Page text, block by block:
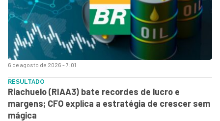
6 de agosto de 2026 - 7:01
RESULTADO
Riachuelo (RIAA3) bate recordes de lucro e
margens; CFO explica a estratégia de crescer sem
mágica